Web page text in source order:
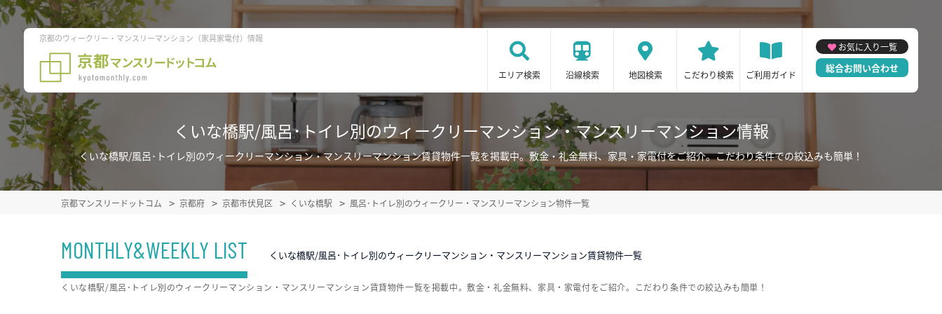
京都のウィークリー・マンスリーマンション（家具家電付）情報
エリア検索 沿線検索 地図検索 こだわり検索 ご利用ガイド
お気に入り一覧
総合お問い合わせ
くいな橋駅/風呂･トイレ別のウィークリーマンション・マンスリーマンション情報
くいな橋駅/風呂･トイレ別のウィークリーマンション・マンスリーマンション賃貸物件一覧を掲載中。敷金・礼金無料、家具・家電付をご紹介。こだわり条件での絞込みも簡単！
京都マンスリードットコム 京都府 京都市伏見区 くいな橋駅 風呂･トイレ別のウィークリー・マンスリーマンション物件一覧
MONTHLY&WEEKLY LIST くいな橋駅/風呂･トイレ別のウィークリーマンション・マンスリーマンション賃貸物件一覧
くいな橋駅/風呂･トイレ別のウィークリーマンション・マンスリーマンション賃貸物件一覧を掲載中。敷金・礼金無料、家具・家電付をご紹介。こだわり条件での絞込みも簡単！